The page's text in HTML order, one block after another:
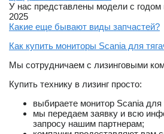
У нас представлены модели с годом
2025
Какие еще бывают виды запчастей?
Как купить мониторы Scania для
Мы сотрудничаем с лизинговыми
Купить технику в лизинг просто:
выбираете монитор Scania для
мы передаем заявку и всю
запросу нашим партнерам;